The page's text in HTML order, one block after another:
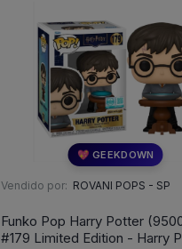
💖 GEEKDOWN
Vendido por: ROVANI POPS - SP
Funko Pop Harry Potter